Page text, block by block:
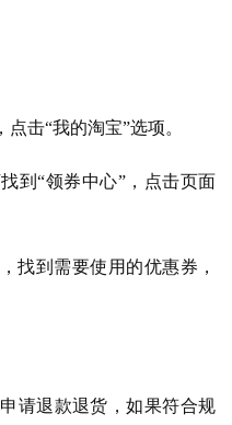
击“我的淘宝”选项。
“领券中心”，点击页面
到需要使用的优惠券，
退款退货，如果符合规